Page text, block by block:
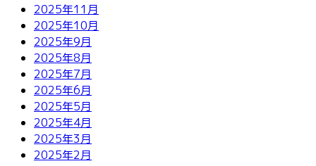
2025年11月
2025年10月
2025年9月
2025年8月
2025年7月
2025年6月
2025年5月
2025年4月
2025年3月
2025年2月